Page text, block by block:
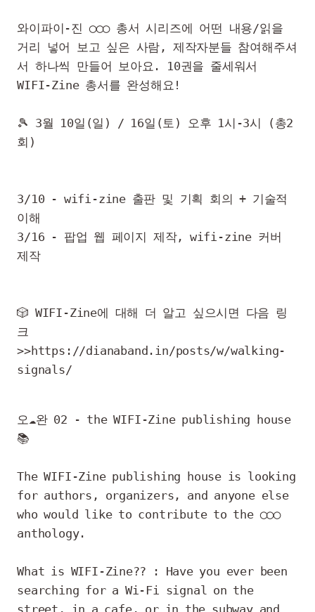
와이파이-진 ◯◯◯ 총서 시리즈에 어떤 내용/읽을
거리 넣어 보고 싶은 사람, 제작자분들 참여해주셔
서 하나씩 만들어 보아요. 10권을 줄세워서
WIFI-Zine 총서를 완성해요!
🎾 3월 10일(일) / 16일(토) 오후 1시-3시 (총2
회)
3/10 - wifi-zine 출판 및 기획 회의 + 기술적
이해
3/16 - 팝업 웹 페이지 제작, wifi-zine 커버
제작
🎲 WIFI-Zine에 대해 더 알고 싶으시면 다음 링
크
>>https://dianaband.in/posts/w/walking-
signals/
오☁️완 02 - the WIFI-Zine publishing house
📚
The WIFI-Zine publishing house is looking
for authors, organizers, and anyone else
who would like to contribute to the ◯◯◯
anthology.
What is WIFI-Zine?? : Have you ever been
searching for a Wi-Fi signal on the
street, in a cafe, or in the subway and